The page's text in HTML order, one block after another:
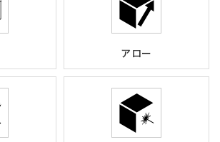
アロー